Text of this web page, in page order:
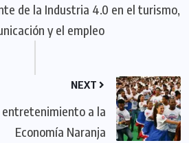
de la Industria 4.0 en el turismo,
y el empleo
NEXT
a la
Economía Naranja